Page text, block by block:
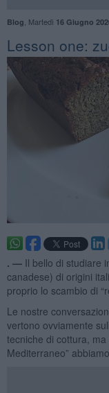
Blog Martedì 16 Giugno
​Lesson one:
. — Il bello di studiare
canadese) di origini
proprio lo scambio di
Le nostre
vertono ovviamente
tecniche di cottura, ma
Mediterraneo”